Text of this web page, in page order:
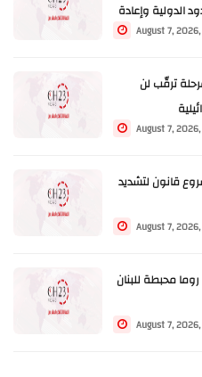
الدولية وإعادة
August 7,
ترقّب لن
August 7,
قانون لتشديد
August 7,
محبطة للبنان
August 7,